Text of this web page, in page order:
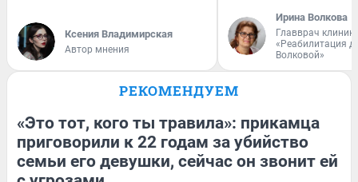
Ксения Владимирская
Автор мнения
Ирина Волкова
Главврач
«Реабилитация
Волковой»
РЕКОМЕНДУЕМ
«Это тот, кого ты травила»: прикамца
приговорили к 22 годам за убийство
семьи его девушки, сейчас он звонит ей